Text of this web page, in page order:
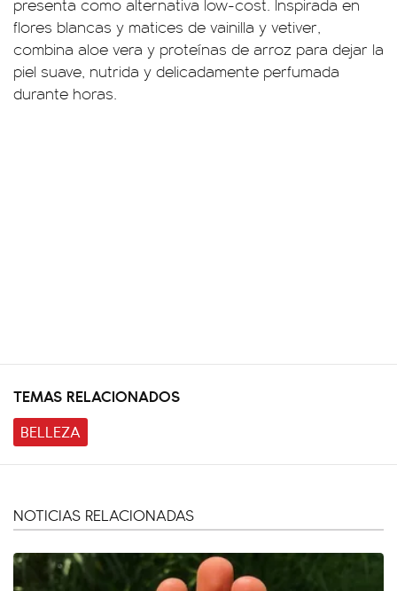
presenta como alternativa low-cost. Inspirada en
flores blancas y matices de vainilla y vetiver,
combina aloe vera y proteínas de arroz para dejar la
piel suave, nutrida y delicadamente perfumada
durante horas.
TEMAS RELACIONADOS
BELLEZA
NOTICIAS RELACIONADAS